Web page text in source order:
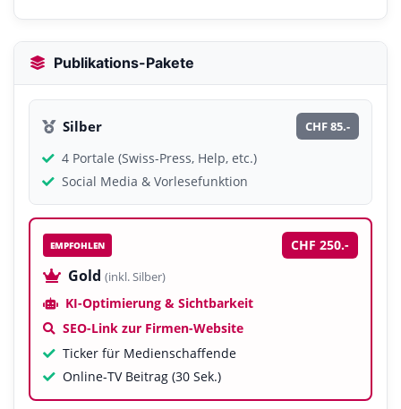
Publikations-Pakete
Silber CHF 85.-
4 Portale (Swiss-Press, Help, etc.)
Social Media & Vorlesefunktion
EMPFOHLEN CHF 250.-
Gold (inkl. Silber)
KI-Optimierung & Sichtbarkeit
SEO-Link zur Firmen-Website
Ticker für Medienschaffende
Online-TV Beitrag (30 Sek.)